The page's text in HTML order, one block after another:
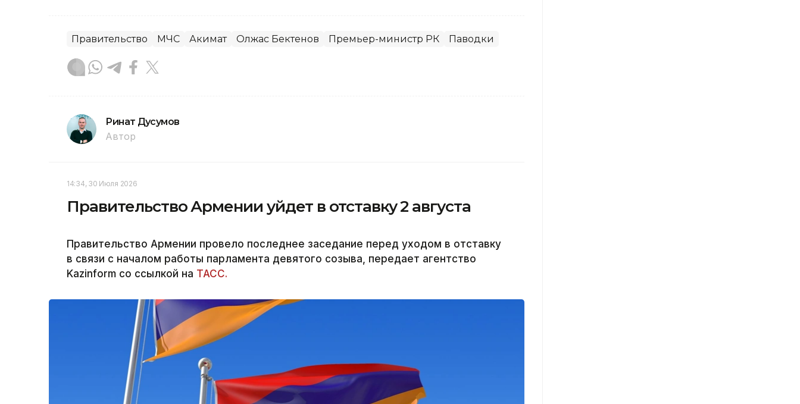
Правительство МЧС Акимат Олжас Бектенов Премьер-министр РК Паводки
Ринат Дусумов
Автор
14:34, 30 Июля 2026
Правительство Армении уйдет в отставку 2 августа
Правительство Армении провело последнее заседание перед уходом в отставку
в связи с началом работы парламента девятого созыва, передает агентство
Kazinform со ссылкой на ТАСС.